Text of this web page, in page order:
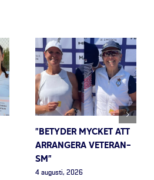
”BETYDER MYCKET ATT
ARRANGERA VETERAN-
SM”
4 augusti, 2026